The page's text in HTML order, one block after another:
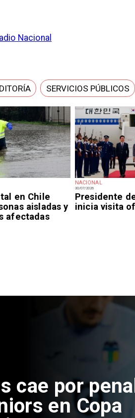
en Chile
aisladas y
afectadas
NACIONAL
30/07/2026
Presidente
inicia visita
Nacional
SERVICIOS PÚBLICOS
de
en test